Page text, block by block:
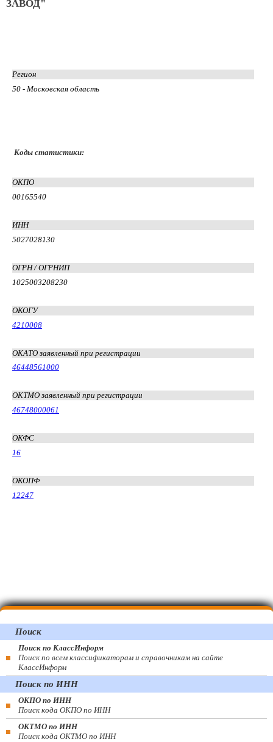
ЗАВОД"
Регион
50 - Московская область
Коды статистики:
ОКПО
00165540
ИНН
5027028130
ОГРН / ОГРНИП
1025003208230
ОКОГУ
4210008
ОКАТО заявленный при регистрации
46448561000
ОКТМО заявленный при регистрации
46748000061
ОКФС
16
ОКОПФ
12247
Поиск
Поиск по КлассИнформ
Поиск по всем классификаторам и справочникам на сайте
КлассИнформ
Поиск по ИНН
ОКПО по ИНН
Поиск кода ОКПО по ИНН
ОКТМО по ИНН
Поиск кода ОКТМО по ИНН